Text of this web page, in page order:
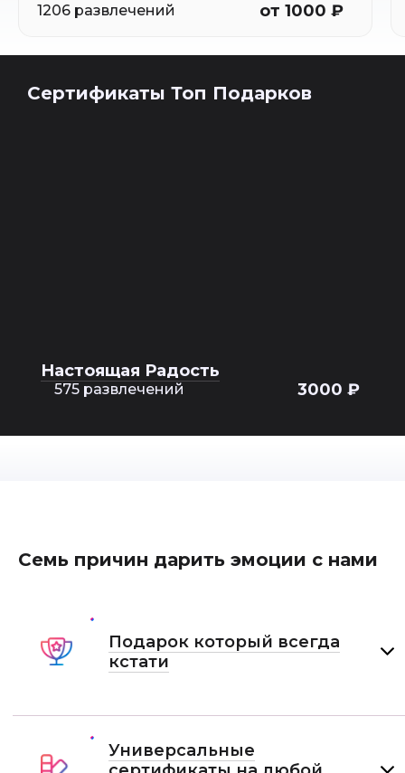
1206 развлечений от 1000 ₽
Сертификаты Топ Подарков
Настоящая Радость
575 развлечений 3000 ₽
Семь причин дарить эмоции с нами
Подарок который всегда
кстати
Универсальные